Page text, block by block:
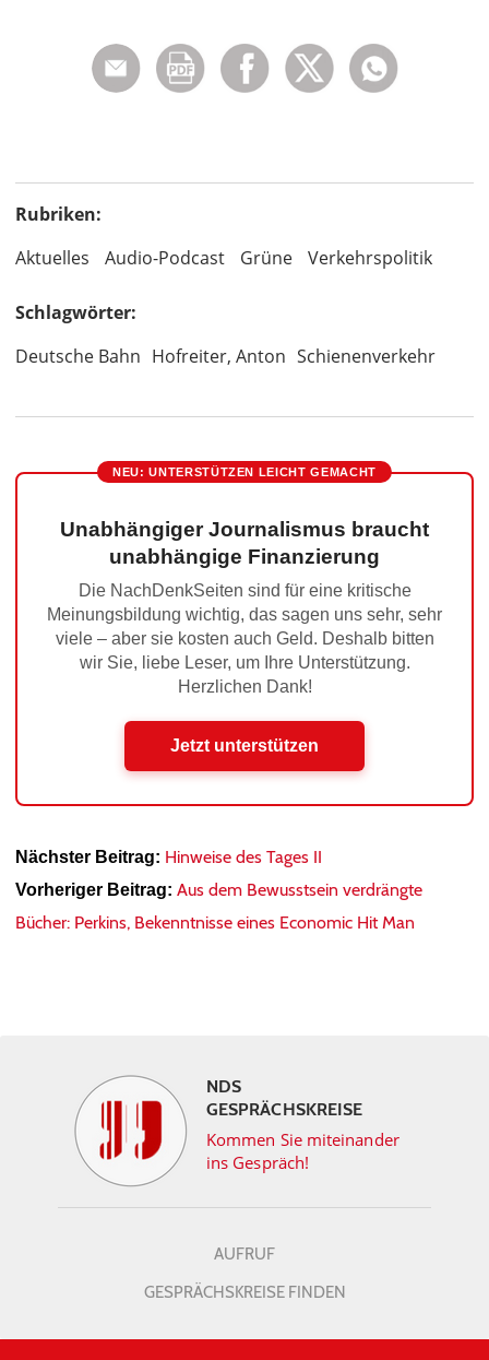
Rubriken:
Aktuelles
Audio-Podcast Grüne Verkehrspolitik
Schlagwörter:
Deutsche Bahn Hofreiter, Anton Schienenverkehr
NEU: UNTERSTÜTZEN LEICHT GEMACHT
Unabhängiger Journalismus braucht
unabhängige Finanzierung
Die NachDenkSeiten sind für eine kritische
Meinungsbildung wichtig, das sagen uns sehr, sehr
viele – aber sie kosten auch Geld. Deshalb bitten
wir Sie, liebe Leser, um Ihre Unterstützung.
Herzlichen Dank!
Jetzt unterstützen
Nächster Beitrag: Hinweise des Tages II
Vorheriger Beitrag: Aus dem Bewusstsein verdrängte
Bücher: Perkins, Bekenntnisse eines Economic Hit Man
NDS
GESPRÄCHSKREISE
Kommen Sie miteinander
ins Gespräch!
AUFRUF
GESPRÄCHSKREISE FINDEN